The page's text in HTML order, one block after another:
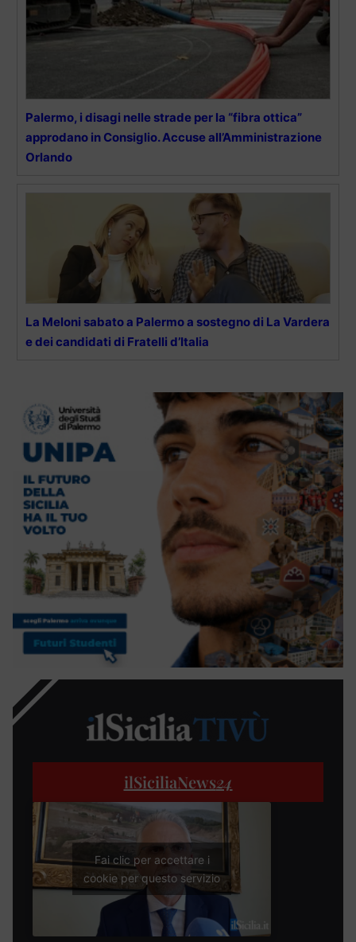
Palermo, i disagi nelle strade per la “fibra ottica”
approdano in Consiglio. Accuse all’Amministrazione
Orlando
La Meloni sabato a Palermo a sostegno di La Vardera
e dei candidati di Fratelli d’Italia
ilSiciliaNews24
Fai clic per accettare i
cookie per questo servizio